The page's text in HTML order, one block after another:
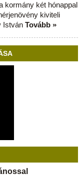
kormány két hónappal
kiviteli
István Tovább »